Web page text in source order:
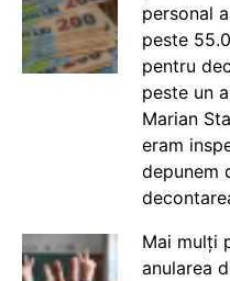
personal
peste
pentru
peste un
Marian
eram
depunem
Mai mulți
anularea